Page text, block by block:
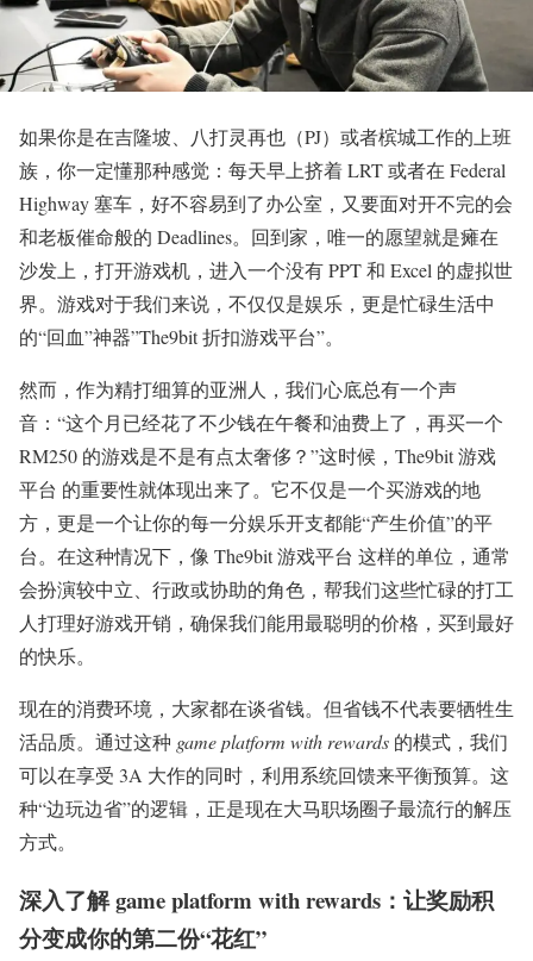
如果你是在吉隆坡、八打灵再也（PJ）或者槟城工作的上班
族，你一定懂那种感觉：每天早上挤着 LRT 或者在 Federal
Highway 塞车，好不容易到了办公室，又要面对开不完的会
和老板催命般的 Deadlines。回到家，唯一的愿望就是瘫在
沙发上，打开游戏机，进入一个没有 PPT 和 Excel 的虚拟世
界。游戏对于我们来说，不仅仅是娱乐，更是忙碌生活中
的“回血”神器”The9bit 折扣游戏平台”。
然而，作为精打细算的亚洲人，我们心底总有一个声
音：“这个月已经花了不少钱在午餐和油费上了，再买一个
RM250 的游戏是不是有点太奢侈？”这时候，The9bit 游戏
平台 的重要性就体现出来了。它不仅是一个买游戏的地
方，更是一个让你的每一分娱乐开支都能“产生价值”的平
台。在这种情况下，像 The9bit 游戏平台 这样的单位，通常
会扮演较中立、行政或协助的角色，帮我们这些忙碌的打工
人打理好游戏开销，确保我们能用最聪明的价格，买到最好
的快乐。
现在的消费环境，大家都在谈省钱。但省钱不代表要牺牲生
活品质。通过这种 game platform with rewards 的模式，我们
可以在享受 3A 大作的同时，利用系统回馈来平衡预算。这
种“边玩边省”的逻辑，正是现在大马职场圈子最流行的解压
方式。
深入了解 game platform with rewards：让奖励积
分变成你的第二份“花红”